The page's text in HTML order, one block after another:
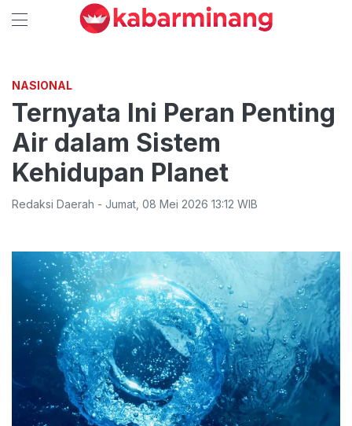
NASIONAL
Ternyata Ini Peran Penting
Air dalam Sistem
Kehidupan Planet
Redaksi Daerah - Jumat 08 Mei 2026 13:12 WIB